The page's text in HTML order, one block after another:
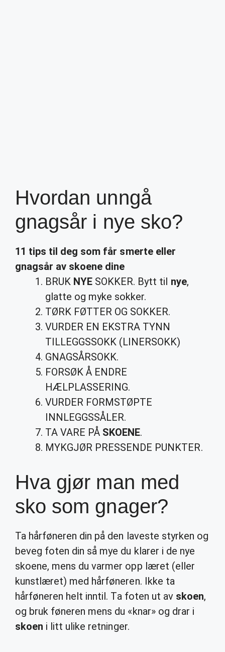
Hvordan unngå
gnagsår i nye sko?
11 tips til deg som får smerte eller
gnagsår av skoene dine
BRUK NYE SOKKER. Bytt til nye,
glatte og myke sokker.
TØRK FØTTER OG SOKKER.
VURDER EN EKSTRA TYNN
TILLEGGSSOKK (LINERSOKK)
GNAGSÅRSOKK.
FORSØK Å ENDRE
HÆLPLASSERING.
VURDER FORMSTØPTE
INNLEGGSSÅLER.
TA VARE PÅ SKOENE.
MYKGJØR PRESSENDE PUNKTER.
Hva gjør man med
sko som gnager?
Ta hårføneren din på den laveste styrken og
beveg foten din så mye du klarer i de nye
skoene, mens du varmer opp læret (eller
kunstlæret) med hårføneren. Ikke ta
hårføneren helt inntil. Ta foten ut av skoen,
og bruk føneren mens du «knar» og drar i
skoen i litt ulike retninger.